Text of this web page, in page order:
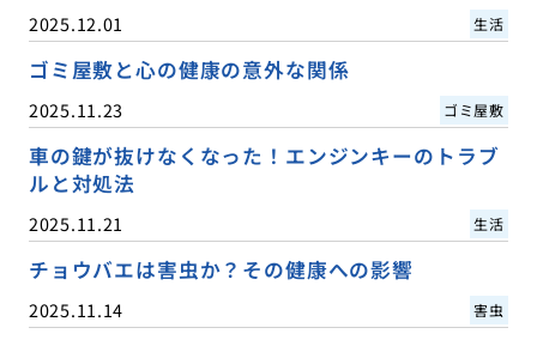
2025.12.01 生活
ゴミ屋敷と心の健康の意外な関係
2025.11.23 ゴミ屋敷
車の鍵が抜けなくなった！エンジンキーのトラブ
ルと対処法
2025.11.21 生活
チョウバエは害虫か？その健康への影響
2025.11.14 害虫